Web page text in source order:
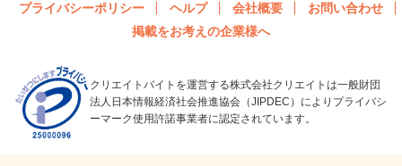
プライバシーポリシー
ヘルプ 会社概要
お問い合わせ
掲載をお考えの企業様へ
クリエイトバイトを運営する株式会社クリエイトは一般財団
法人日本情報経済社会推進協会（JIPDEC）によりプライバシ
ーマーク使用許諾事業者に認定されています。